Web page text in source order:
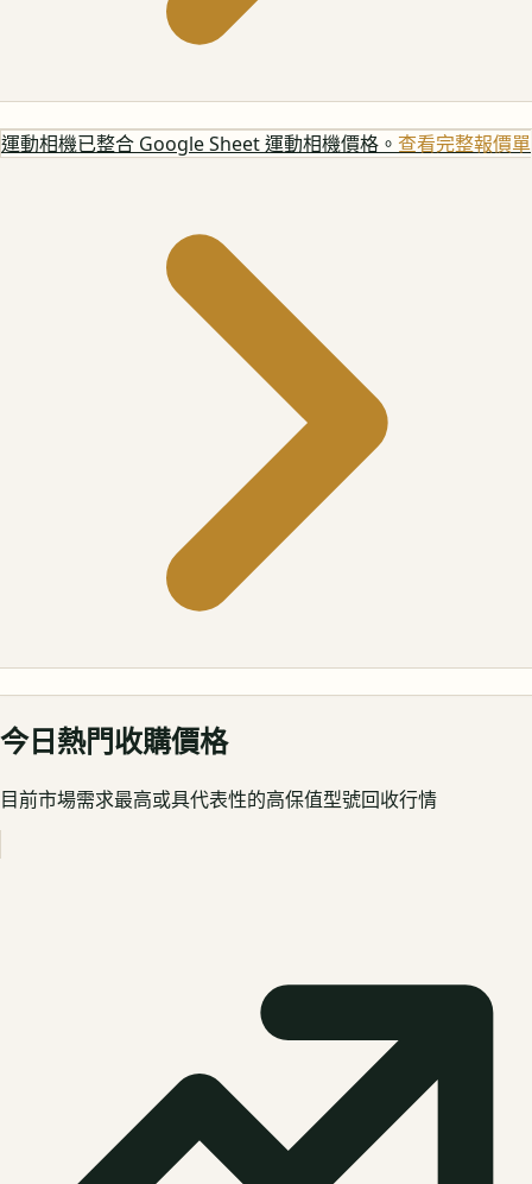
運動相機已整合 Google Sheet 運動相機價格。 查看完整報價單
今日熱門收購價格
目前市場需求最高或具代表性的高保值型號回收行情